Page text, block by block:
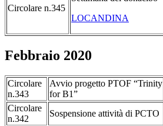
Circolare n.345
LOCANDINA
Febbraio 2020
Circolare
n.343
Avvio progetto PTOF “Trinity
for B1”
Circolare
n.342
Sospensione attività di PCTO